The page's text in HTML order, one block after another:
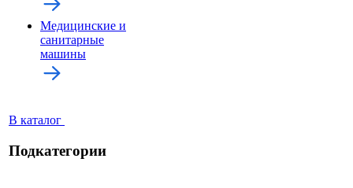
Медицинские и
санитарные
машины
В каталог
Подкатегории